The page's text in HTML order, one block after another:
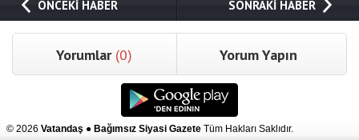
ÖNCEKİ HABER SONRAKİ HABER
Yorumlar (0) Yorum Yapın
© 2026 Vatandaş ● Bağımsız Siyasi Gazete Tüm Hakları Saklıdır.